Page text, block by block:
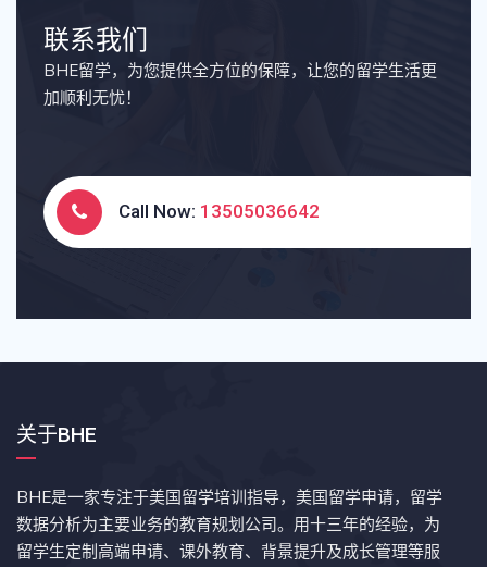
联系我们
BHE留学，为您提供全方位的保障，让您的留学生活更
加顺利无忧！
Call Now: 13505036642
关于BHE
BHE是一家专注于美国留学培训指导，美国留学申请，留学
数据分析为主要业务的教育规划公司。用十三年的经验，为
留学生定制高端申请、课外教育、背景提升及成长管理等服